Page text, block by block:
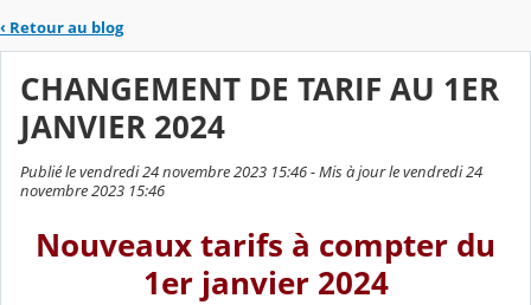
‹ Retour au blog
CHANGEMENT DE TARIF AU 1ER
JANVIER 2024
Publié le vendredi 24 novembre 2023 15:46 - Mis à jour le vendredi 24
novembre 2023 15:46
Nouveaux tarifs à compter du
1er janvier 2024